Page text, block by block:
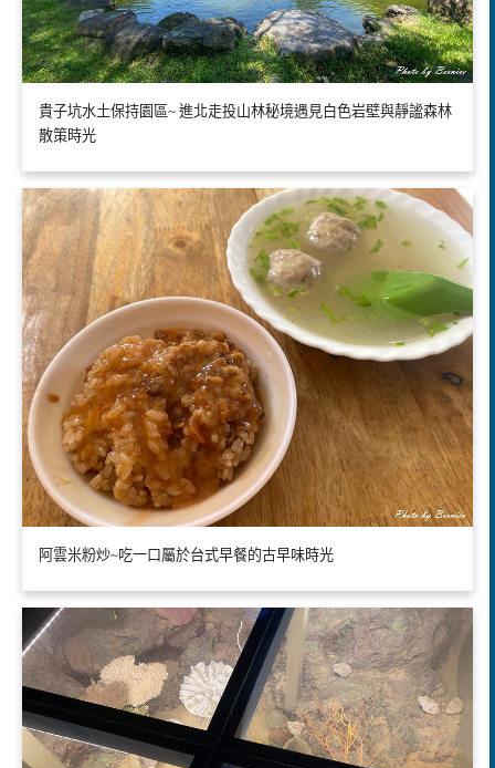
貴子坑水土保持園區~ 進北走投山林秘境遇見白色岩壁與靜謐森林
散策時光
阿雲米粉炒~吃一口屬於台式早餐的古早味時光